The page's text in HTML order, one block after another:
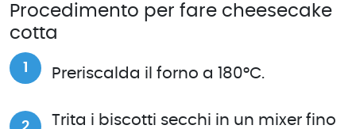
Procedimento per fare cheesecake
cotta
Preriscalda il forno a 180°C.
Trita i biscotti secchi in un mixer fino